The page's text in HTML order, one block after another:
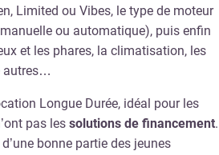
Limited ou Vibes, le type de moteur
ou automatique), puis enfin
et les phares, la climatisation, les
autres…
Longue Durée, idéal pour les
pas les solutions de financement.
bonne partie des jeunes